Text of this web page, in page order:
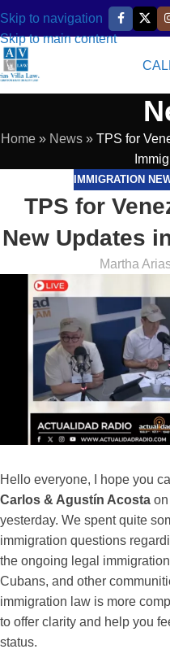
Skip to navigation
Skip to main content
Home » News » TPS for
IMMIGRATION
TPS for
New Updates
Martha
Hello everyone, I hope you
Carlos & Agustín Acosta on
yesterday. We spent quite
immigration questions
the ongoing legal
Cubans, and other
immigration law is more
to offer clarity and help you
status.